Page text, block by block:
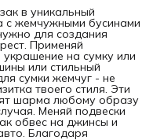
в уникальный
с жемчужными бусинами
для создания
Применяй
на сумку или
или стильный
сумки жемчуг - не
твоего стиля. Эти
шарма любому образу
Меняй подвески
обвес на джинсы и
Благодаря